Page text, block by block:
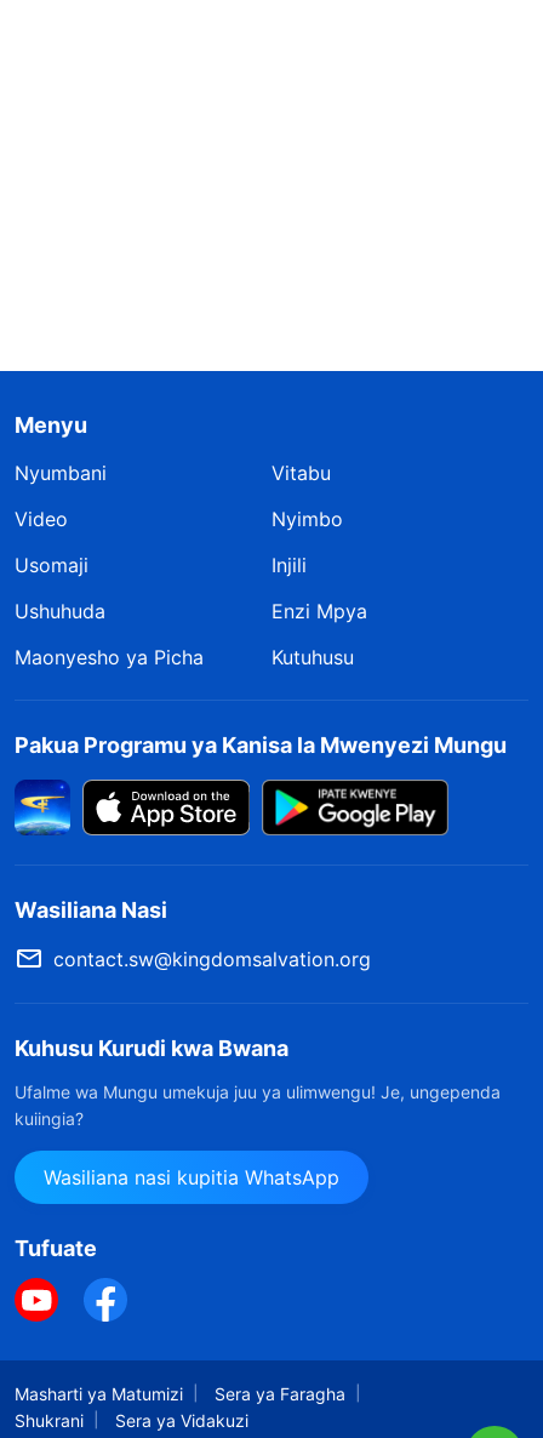
Menyu
Nyumbani
Vitabu
Video
Nyimbo
Usomaji
Injili
Ushuhuda
Enzi Mpya
Maonyesho ya Picha
Kutuhusu
Pakua Programu ya Kanisa la Mwenyezi Mungu
Wasiliana Nasi
contact.sw@kingdomsalvation.org
Kuhusu Kurudi kwa Bwana
Ufalme wa Mungu umekuja juu ya ulimwengu! Je, ungependa
kuiingia?
Wasiliana nasi kupitia WhatsApp
Tufuate
Masharti ya Matumizi
Sera ya Faragha
Shukrani
Sera ya Vidakuzi